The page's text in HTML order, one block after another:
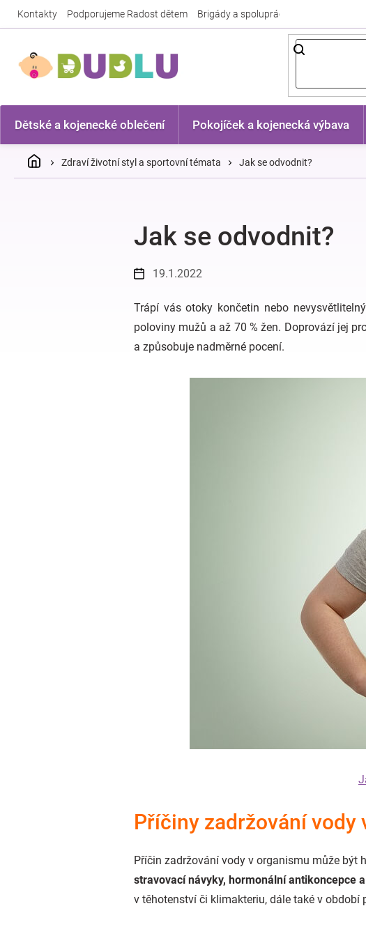
Kontakty Podporujeme Radost dětem Brigády a spolupráce
Dětské a kojenecké oblečení Pokojíček a kojenecká výbava
DomůZdraví životní styl a sportovní témata Jak se odvodnit?
Jak se odvodnit?
19.1.2022
Trápí vás otoky končetin nebo
poloviny mužů a až 70 % žen. Doprovází jej
a způsobuje nadměrné pocení.
Příčiny zadržování vody
Příčin zadržování vody v organismu může být
stravovací návyky, hormonální antikoncepce
v těhotenství či klimakteriu, dále také v období